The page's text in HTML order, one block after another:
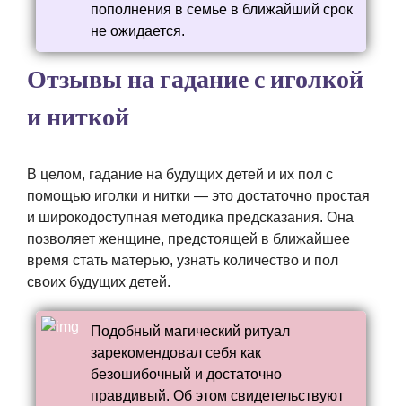
пополнения в семье в ближайший срок
не ожидается.
Отзывы на гадание с иголкой
и ниткой
В целом, гадание на будущих детей и их пол с
помощью иголки и нитки — это достаточно простая
и широкодоступная методика предсказания. Она
позволяет женщине, предстоящей в ближайшее
время стать матерью, узнать количество и пол
своих будущих детей.
Подобный магический ритуал
зарекомендовал себя как
безошибочный и достаточно
правдивый. Об этом свидетельствуют